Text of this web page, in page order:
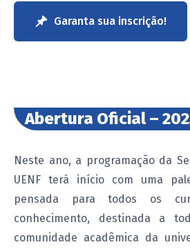
Garanta sua inscrição!
Abertura Oficial –
Neste ano, a programação da
UENF terá início com uma
pensada para todos os
conhecimento, destinada a
comunidade acadêmica da